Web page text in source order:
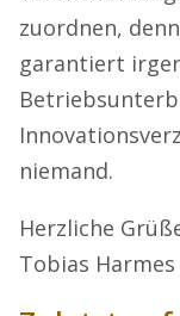
zuordnen,
garantiert
niemand.
Herzliche
Tobias Harmes